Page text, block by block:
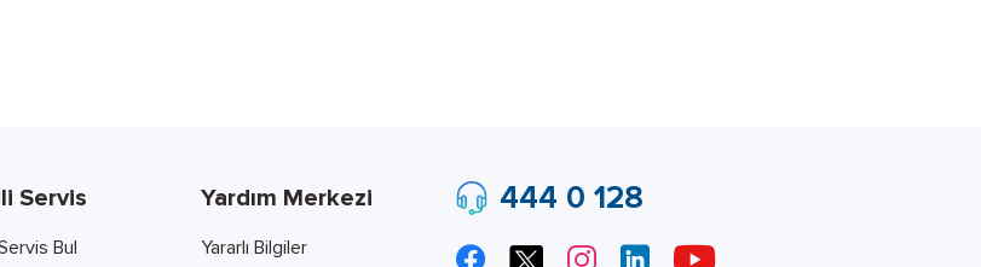
Servis
Bul
Yardım Merkezi
Yararlı Bilgiler
444 0 128